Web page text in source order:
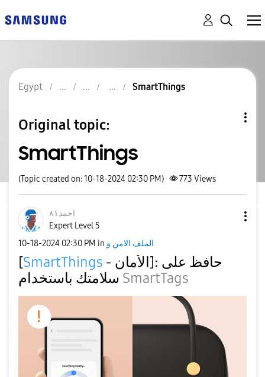
Egypt SmartThings
Original topic:
SmartThings
(Topic created on: 10-18-2024 02:30 PM) 773 Views
احمد٨١
Expert Level 5
‎10-18-2024 02:30 PM in الملف الامن و
[SmartThings - الأمان]: حافظ على
SmartTags